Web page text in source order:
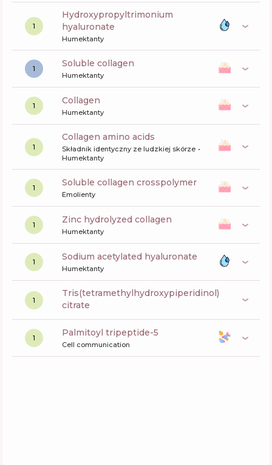
1
hydroxypropyltrimonium
hyaluronate
Humektanty
1 soluble collagen
Humektanty
1 collagen
Humektanty
1
collagen amino acids
Składnik identyczny ze ludzkiej skórze
Humektanty
1 soluble collagen crosspolymer
Emolienty
1 zinc hydrolyzed collagen
Humektanty
1 sodium acetylated hyaluronate
Humektanty
1
tris(tetramethylhydroxypiperidinol)
citrate
1 palmitoyl tripeptide-5
Cell communication